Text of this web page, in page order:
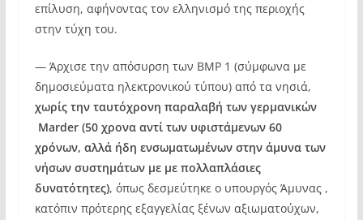
επίλυση, αφήνοντας τον ελληνισμό της περιοχής
στην τύχη του.
— Άρχισε την απόσυρση των BMP 1 (σύμφωνα με
δημοσιεύματα ηλεκτρονικού τύπου) από τα νησιά,
χωρίς την ταυτόχρονη παραλαβή των γερμανικών
Marder (50 χρονα αντί των υφιστάμενων 60
χρόνων, αλλά ήδη ενσωματωμένων στην άμυνα των
νήσων συστημάτων με με πολλαπλάσιες
δυνατότητες), όπως δεσμεύτηκε ο υπουργός Άμυνας ,
κατόπιν πρότερης εξαγγελίας ξένων αξιωματούχων,